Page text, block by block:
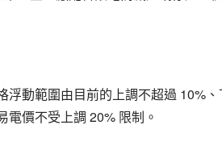
浮動範圍由目前的上調不超過 10%
電價不受上調 20% 限制。